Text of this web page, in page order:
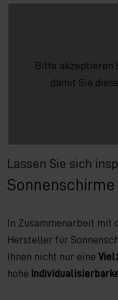
Bitte akzeptieren
damit Sie
Lassen Sie sich
Sonnenschirme
In Zusammenarbeit mit
Hersteller für
Ihnen nicht nur eine
hohe